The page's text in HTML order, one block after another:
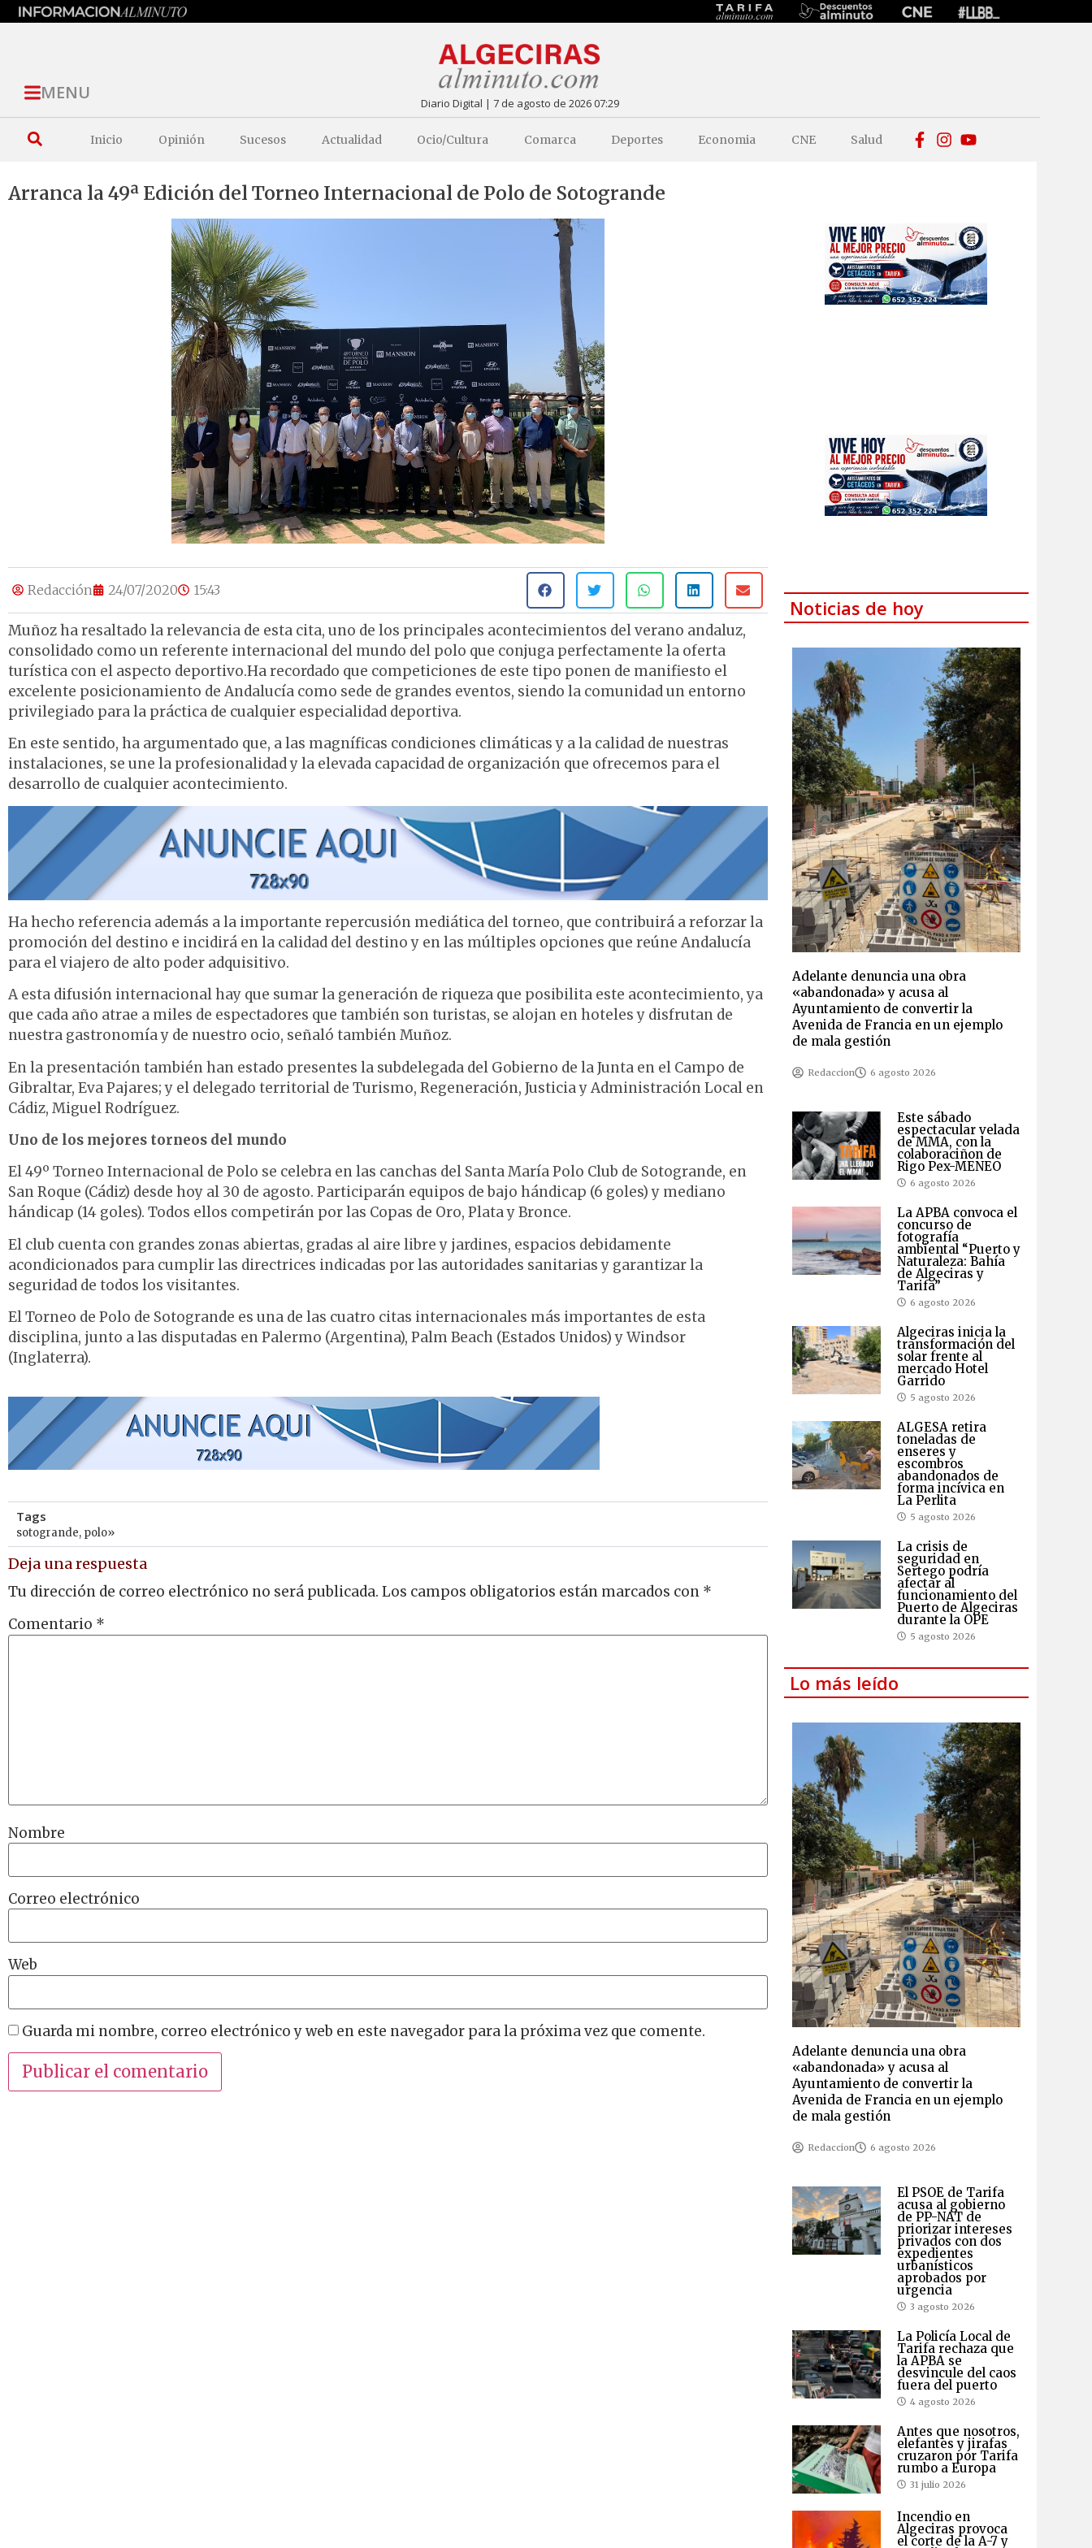
MENU Diario Digital | 7 de agosto de 2026 07:29
Inicio Opinión Sucesos Actualidad Ocio/Cultura Comarca Deportes Economia CNE Salud
Arranca la 49ª Edición del Torneo Internacional de Polo de Sotogrande
Redacción 24/07/2020 15:43
Muñoz ha resaltado la relevancia de esta cita, uno de los principales acontecimientos del verano andaluz,
consolidado como un referente internacional del mundo del polo que conjuga perfectamente la oferta
turística con el aspecto deportivo.Ha recordado que competiciones de este tipo ponen de manifiesto el
excelente posicionamiento de Andalucía como sede de grandes eventos, siendo la comunidad un entorno
privilegiado para la práctica de cualquier especialidad deportiva.
En este sentido, ha argumentado que, a las magníficas condiciones climáticas y a la calidad de nuestras
instalaciones, se une la profesionalidad y la elevada capacidad de organización que ofrecemos para el
desarrollo de cualquier acontecimiento.
Ha hecho referencia además a la importante repercusión mediática del torneo, que contribuirá a reforzar la
promoción del destino e incidirá en la calidad del destino y en las múltiples opciones que reúne Andalucía
para el viajero de alto poder adquisitivo.
A esta difusión internacional hay que sumar la generación de riqueza que posibilita este acontecimiento, ya
que cada año atrae a miles de espectadores que también son turistas, se alojan en hoteles y disfrutan de
nuestra gastronomía y de nuestro ocio, señaló también Muñoz.
En la presentación también han estado presentes la subdelegada del Gobierno de la Junta en el Campo de
Gibraltar, Eva Pajares; y el delegado territorial de Turismo, Regeneración, Justicia y Administración Local en
Cádiz, Miguel Rodríguez.
Uno de los mejores torneos del mundo
El 49º Torneo Internacional de Polo se celebra en las canchas del Santa María Polo Club de Sotogrande, en
San Roque (Cádiz) desde hoy al 30 de agosto. Participarán equipos de bajo hándicap (6 goles) y mediano
hándicap (14 goles). Todos ellos competirán por las Copas de Oro, Plata y Bronce.
El club cuenta con grandes zonas abiertas, gradas al aire libre y jardines, espacios debidamente
acondicionados para cumplir las directrices indicadas por las autoridades sanitarias y garantizar la
seguridad de todos los visitantes.
El Torneo de Polo de Sotogrande es una de las cuatro citas internacionales más importantes de esta
disciplina, junto a las disputadas en Palermo (Argentina), Palm Beach (Estados Unidos) y Windsor
(Inglaterra).
Tags
sotogrande, polo»
Deja una respuesta
Tu dirección de correo electrónico no será publicada. Los campos obligatorios están marcados con *
Comentario *
Nombre
Correo electrónico
Web
Guarda mi nombre, correo electrónico y web en este navegador para la próxima vez que comente.
Noticias de hoy
Adelante denuncia una obra
«abandonada» y acusa al
Ayuntamiento de convertir la
Avenida de Francia en un ejemplo
de mala gestión
Redaccion 6 agosto 2026
Este sábado
espectacular velada
de MMA, con la
colaboraciñon de
Rigo Pex-MENEO
6 agosto 2026
La APBA convoca el
concurso de
fotografía
ambiental “Puerto y
Naturaleza: Bahía
de Algeciras y
Tarifa”
6 agosto 2026
Algeciras inicia la
transformación del
solar frente al
mercado Hotel
Garrido
5 agosto 2026
ALGESA retira
toneladas de
enseres y
escombros
abandonados de
forma incívica en
La Perlita
5 agosto 2026
La crisis de
seguridad en
Sertego podría
afectar al
funcionamiento del
Puerto de Algeciras
durante la OPE
5 agosto 2026
Lo más leído
Adelante denuncia una obra
«abandonada» y acusa al
Ayuntamiento de convertir la
Avenida de Francia en un ejemplo
de mala gestión
Redaccion 6 agosto 2026
El PSOE de Tarifa
acusa al gobierno
de PP-NAT de
priorizar intereses
privados con dos
expedientes
urbanísticos
aprobados por
urgencia
3 agosto 2026
La Policía Local de
Tarifa rechaza que
la APBA se
desvincule del caos
fuera del puerto
4 agosto 2026
Antes que nosotros,
elefantes y jirafas
cruzaron por Tarifa
rumbo a Europa
31 julio 2026
Incendio en
Algeciras provoca
el corte de la A-7 y